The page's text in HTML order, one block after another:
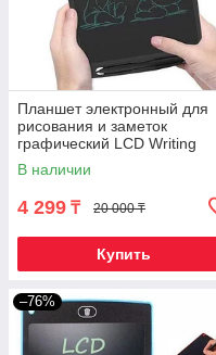
Планшет электронный для
рисования и заметок
графический LCD Writing
Tablet со стилусом (10
дюймов)
В наличии
4 299 ₸ 20 000 ₸
Купить
–76%